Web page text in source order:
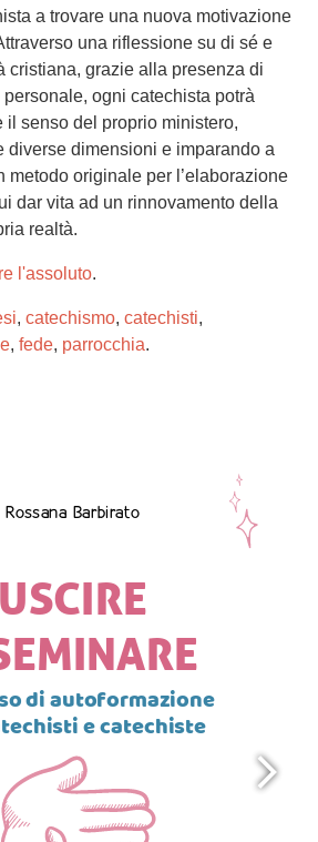
a trovare una nuova motivazione
una riflessione su di sé e
cristiana, grazie alla presenza di
ogni catechista potrà
il senso del proprio ministero,
diverse dimensioni e imparando a
metodo originale per l’elaborazione
dar vita ad un rinnovamento della
realtà.
l'assoluto.
, catechismo, catechisti,
, fede, parrocchia.
dFlip 3D Flipbook